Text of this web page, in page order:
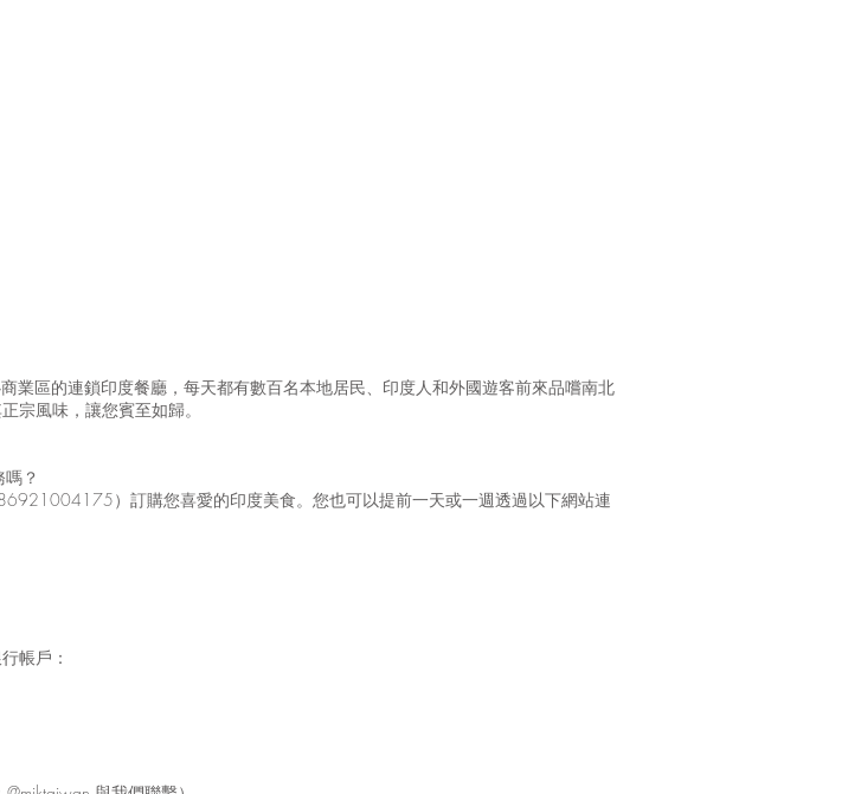
區的連鎖印度餐廳，每天都有數百名本地居民、印度人和外國遊客前來品嚐南北
宗風味，讓您賓至如歸。
？
）訂購您喜愛的印度美食。您也可以提前一天或一週透過以下網站連
帳戶：